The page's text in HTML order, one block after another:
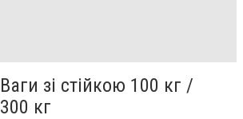
Ваги зі стійкою 100 кг /
300 кг